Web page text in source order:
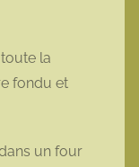
la
fondu et
un four